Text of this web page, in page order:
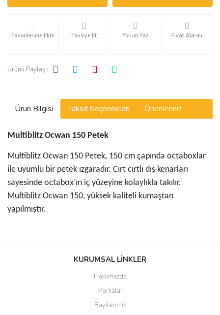
Tavsiye Et Yorum Yaz Fiyat Alarmı
Ürünü Paylaş :
Ürün Bilgisi Taksit Seçenekleri Önerileriniz
Multiblitz Ocwan 150 Petek
Multiblitz Ocwan 150 Petek, 150 cm çapında octaboxlar
ile uyumlu bir petek ızgaradır. Cırt cırtlı dış kenarları
sayesinde octabox’ın iç yüzeyine kolaylıkla takılır.
Multiblitz Ocwan 150, yüksek kaliteli kumaştan
yapılmıştır.
tarafımıza iletebilirsiniz.
Ürün resmi kalitesiz, bozuk veya görüntülenemiyor.
Ürün açıklamasında eksik bilgiler bulunuyor.
KURUMSAL LİNKLER
Hakkımızda
Markalar
Bayilerimiz